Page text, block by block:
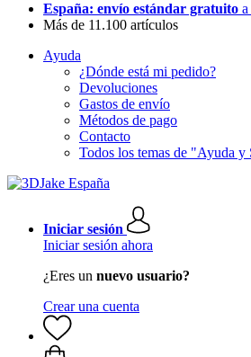
España: envío estándar gratuito
Más de 11.100 artículos
Ayuda
¿Dónde está mi pedido?
Devoluciones
Gastos de envío
Métodos de pago
Contacto
Todos los temas de "Ayuda y
Iniciar sesión
Iniciar sesión ahora
¿Eres un nuevo usuario?
Crear una cuenta